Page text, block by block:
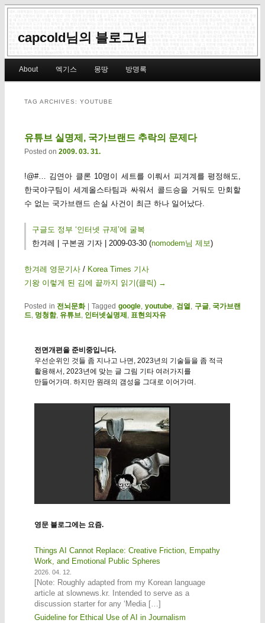
capcold님의 블로그님
Skip to primary content
Skip to secondary content
About 엑기스 몽땅 방명록
TAG ARCHIVES: YOUTUBE
유튜브 실명제, 국가브랜드 추락의 문제다
Posted on 2009. 03. 31.
!@#… 김연아 클론 10명이 세트를 이뤄서 피겨계를 평정해도,
한국야구팀이 세계올스타팀과 싸워서 콜드승을 거둬도 만회할
수 없는 국가브랜드 손실 사건이 최근 하나 일어났다.
구글도 정부 ‘인터넷 규제’에 굴복
한겨레 | 구본권 기자 | 2009-03-30 (nomodem님 제보)
한겨레 영문기사/ Korea Times 기사
기왕 이렇게 된 김에 끝까지 읽기(클릭) →
Posted in 전뇌문화 |Tagged google, youtube, 검열, 구글,국가브랜
드, 멍청함, 유튜브, 인터넷실명제 , 표현의자유
전면개편을 준비중입니다.
우선순위인 것들 좀 지나고 나면, 2023년의 기술들을 좀 적극
활용해서, 2023년에 맞는 글 그림 기타 여러가지를
만들어가며. 하지만 원래의 갬성을 그대로 이어가며.
영문 블로그에는 요즘.
Things AI Cannot Replace: Creative Friction, Empathy
Work, and Emotional Public Spheres
2026. 04. 12.
[Note: Roughly adapted from my Korean language
article at slownews.kr. Intended to serve as a
discussion starter for any ‘Media […]
Guideline for Ethical Use of AI in Journalism